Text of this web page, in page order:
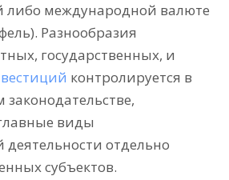
либо международной валюте
Разнообразия
государственных, и
контролируется в
виды
отдельно
субъектов.